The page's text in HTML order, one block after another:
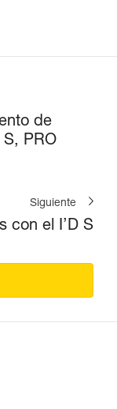
de
S, PRO
Siguiente
con el I’D S